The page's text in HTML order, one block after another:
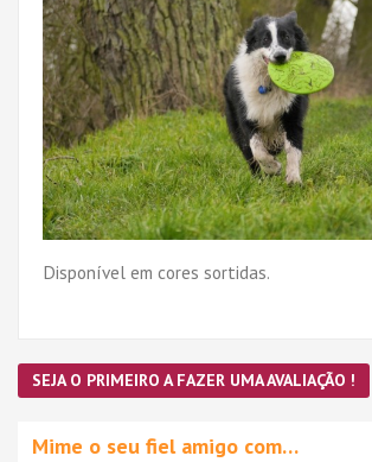
Disponível em cores sortidas.
SEJA O PRIMEIRO A FAZER UMA AVALIAÇÃO !
Mime o seu fiel amigo com…